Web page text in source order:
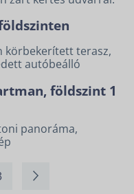
körbekerített terasz,
autóbeálló
földszint 1
panoráma,